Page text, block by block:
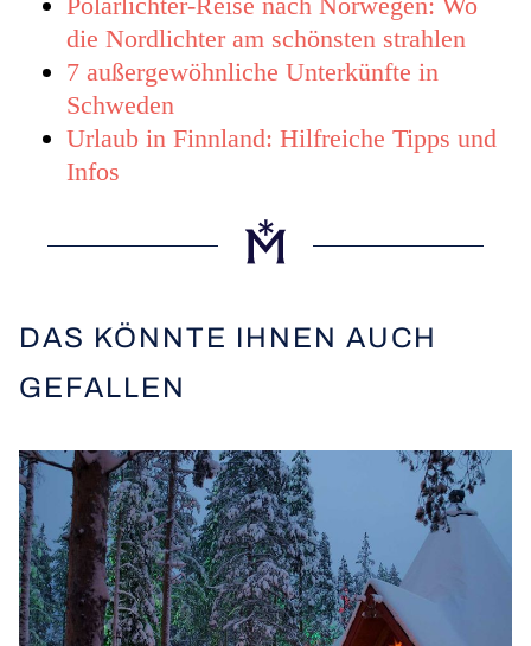
die Nordlichter am schönsten strahlen
7 außergewöhnliche Unterkünfte in
Schweden
Urlaub in Finnland: Hilfreiche Tipps und
Infos
DAS KÖNNTE IHNEN AUCH
GEFALLEN